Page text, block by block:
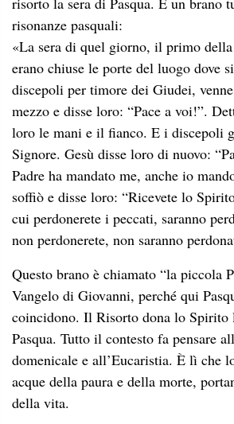
risonanze pasquali:
«La sera di quel giorno, il primo
erano chiuse le porte del luogo dove
discepoli per timore dei Giudei,
mezzo e disse loro: “Pace a voi!”.
loro le mani e il fianco. E i discepoli
Signore. Gesù disse loro di nuovo:
Padre ha mandato me, anche io
soffiò e disse loro: “Ricevete lo
cui perdonerete i peccati, saranno
non perdonerete, non saranno
Questo brano è chiamato “la piccola
Vangelo di Giovanni, perché qui
coincidono. Il Risorto dona lo Spirito
Pasqua. Tutto il contesto fa pensare
domenicale e all’Eucaristia. È lì che
acque della paura e della morte,
della vita.